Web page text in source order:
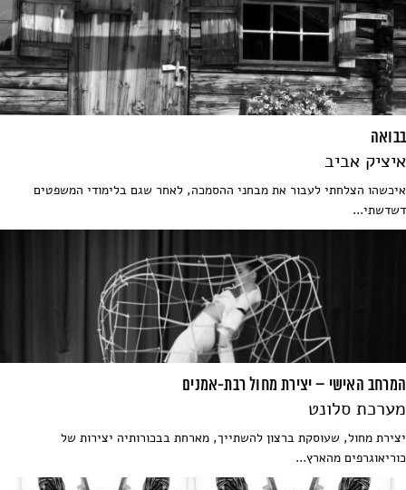
בבואה
איציק אביב
איכשהו הצלחתי לעבור את מבחני ההסמכה, לאחר שגם בלימודי המשפטים
דשדשתי...
המרחב האישי – יצירת מחול רבת-אמנים
מערכת סלונט
יצירת מחול, שעוסקת ברצון להשתייך, מארחת בבכורותיה יצירות של
כוריאוגרפים מהארץ...